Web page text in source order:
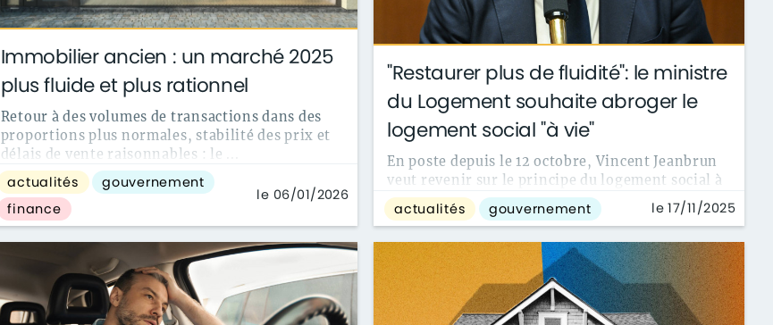
Immobilier ancien : un marché 2025
plus fluide et plus rationnel
Retour à des volumes de transactions dans des
proportions plus normales, stabilité des prix et
délais de vente raisonnables : le ...
actualités
gouvernement
finance
le 06/01/2026
"Restaurer plus de fluidité": le ministre
du Logement souhaite abroger le
logement social "à vie"
En poste depuis le 12 octobre, Vincent Jeanbrun
veut revenir sur le principe du logement social à
vie. Un projet de loi qui ne serait ...
actualités gouvernement le 17/11/2025